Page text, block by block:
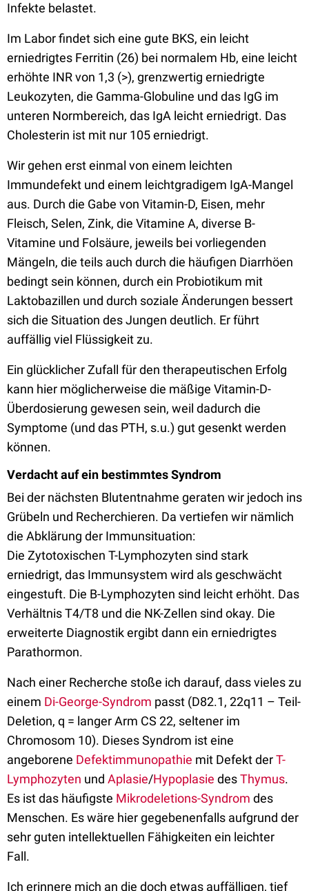
Infekte belastet.
Im Labor findet sich eine gute BKS, ein leicht
erniedrigtes Ferritin (26) bei normalem Hb, eine leicht
erhöhte INR von 1,3 (>), grenzwertig erniedrigte
Leukozyten, die Gamma-Globuline und das IgG im
unteren Normbereich, das IgA leicht erniedrigt. Das
Cholesterin ist mit nur 105 erniedrigt.
Wir gehen erst einmal von einem leichten
Immundefekt und einem leichtgradigem IgA-Mangel
aus. Durch die Gabe von Vitamin-D, Eisen, mehr
Fleisch, Selen, Zink, die Vitamine A, diverse B-
Vitamine und Folsäure, jeweils bei vorliegenden
Mängeln, die teils auch durch die häufigen Diarrhöen
bedingt sein können, durch ein Probiotikum mit
Laktobazillen und durch soziale Änderungen bessert
sich die Situation des Jungen deutlich. Er führt
auffällig viel Flüssigkeit zu.
Ein glücklicher Zufall für den therapeutischen Erfolg
kann hier möglicherweise die mäßige Vitamin-D-
Überdosierung gewesen sein, weil dadurch die
Symptome (und das PTH, s.u.) gut gesenkt werden
können.
Verdacht auf ein bestimmtes Syndrom
Bei der nächsten Blutentnahme geraten wir jedoch ins
Grübeln und Recherchieren. Da vertiefen wir nämlich
die Abklärung der Immunsituation:
Die Zytotoxischen T-Lymphozyten sind stark
erniedrigt, das Immunsystem wird als geschwächt
eingestuft. Die B-Lymphozyten sind leicht erhöht. Das
Verhältnis T4/T8 und die NK-Zellen sind okay. Die
erweiterte Diagnostik ergibt dann ein erniedrigtes
Parathormon.
Nach einer Recherche stoße ich darauf, dass vieles zu
einem Di-George-Syndrom passt (D82.1, 22q11 – Teil-
Deletion, q = langer Arm CS 22, seltener im
Chromosom 10). Dieses Syndrom ist eine
angeborene Defektimmunopathie mit Defekt derT-
Lymphozyten und Aplasie/Hypoplasie desThymus.
Es ist das häufigste Mikrodeletions-Syndrom des
Menschen. Es wäre hier gegebenenfalls aufgrund der
sehr guten intellektuellen Fähigkeiten ein leichter
Fall.
Ich erinnere mich an die doch etwas auffälligen, tief